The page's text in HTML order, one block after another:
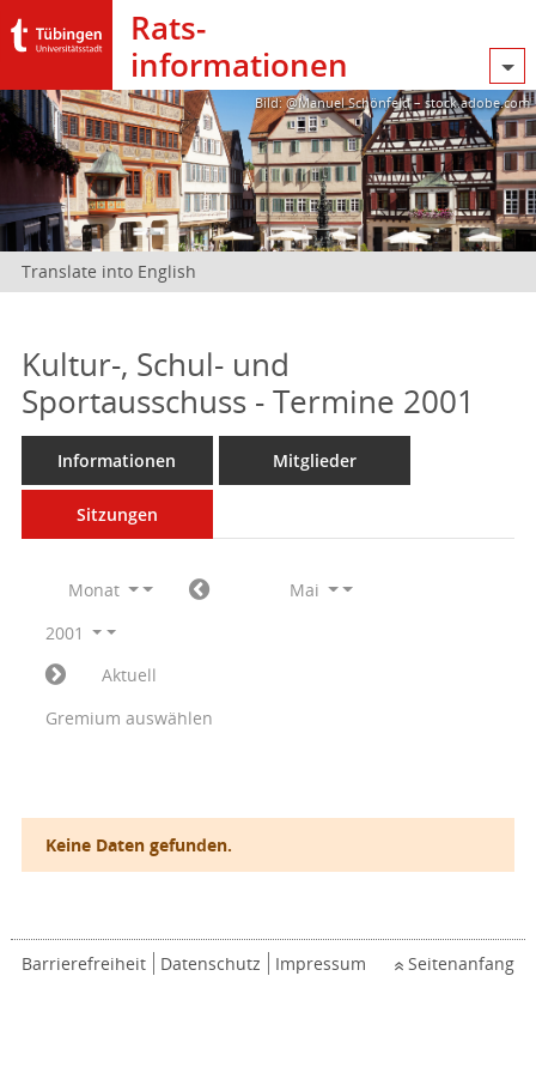
Rats­
informationen
Bild: @Manuel Schönfeld – stock.adobe.com
Translate into English
Kultur-, Schul- und
Sportausschuss - Termine 2001
Informationen Mitglieder
Sitzungen
Monat
Mai
2001
Aktuell
Gremium auswählen
Keine Daten gefunden.
Barrierefreiheit Datenschutz Impressum Seitenanfang